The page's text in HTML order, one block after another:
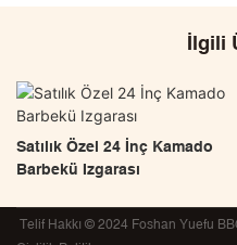
İlgili
Satılık Özel 24 İnç Kamado
Barbekü Izgarası
Telif Hakkı © 2024 Foshan Yuefu